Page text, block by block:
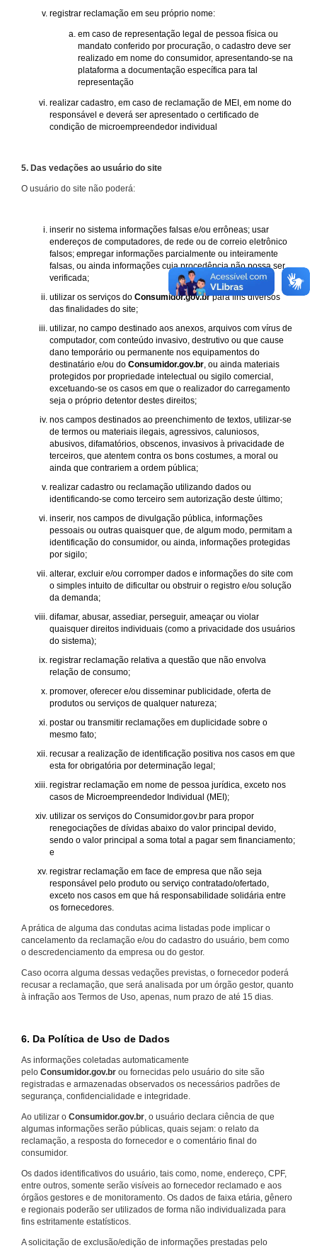
registrar reclamação em seu próprio nome:
em caso de representação legal de pessoa física ou
mandato conferido por procuração, o cadastro deve ser
realizado em nome do consumidor, apresentando-se na
plataforma a documentação específica para tal
representação
realizar cadastro, em caso de reclamação de MEI, em nome do
responsável e deverá ser apresentado o certificado de
condição de microempreendedor individual
5. Das vedações ao usuário do site
O usuário do site não poderá:
inserir no sistema informações falsas e/ou errôneas; usar
endereços de computadores, de rede ou de correio eletrônico
falsos; empregar informações parcialmente ou inteiramente
falsas, ou ainda informações cuja procedência não possa ser
verificada;
utilizar os serviços do Consumidor.gov.brpara fins diversos
das finalidades do site;
utilizar, no campo destinado aos anexos, arquivos com vírus de
computador, com conteúdo invasivo, destrutivo ou que cause
dano temporário ou permanente nos equipamentos do
destinatário e/ou do Consumidor.gov.br , ou ainda materiais
protegidos por propriedade intelectual ou sigilo comercial,
excetuando-se os casos em que o realizador do carregamento
seja o próprio detentor destes direitos;
nos campos destinados ao preenchimento de textos, utilizar-se
de termos ou materiais ilegais, agressivos, caluniosos,
abusivos, difamatórios, obscenos, invasivos à privacidade de
terceiros, que atentem contra os bons costumes, a moral ou
ainda que contrariem a ordem pública;
realizar cadastro ou reclamação utilizando dados ou
identificando-se como terceiro sem autorização deste último;
inserir, nos campos de divulgação pública, informações
pessoais ou outras quaisquer que, de algum modo, permitam a
identificação do consumidor, ou ainda, informações protegidas
por sigilo;
alterar, excluir e/ou corromper dados e informações do site com
o simples intuito de dificultar ou obstruir o registro e/ou solução
da demanda;
difamar, abusar, assediar, perseguir, ameaçar ou violar
quaisquer direitos individuais (como a privacidade dos usuários
do sistema);
registrar reclamação relativa a questão que não envolva
relação de consumo;
promover, oferecer e/ou disseminar publicidade, oferta de
produtos ou serviços de qualquer natureza;
postar ou transmitir reclamações em duplicidade sobre o
mesmo fato;
recusar a realização de identificação positiva nos casos em que
esta for obrigatória por determinação legal;
registrar reclamação em nome de pessoa jurídica, exceto nos
casos de Microempreendedor Individual (MEI);
utilizar os serviços do Consumidor.gov.br para propor
renegociações de dívidas abaixo do valor principal devido,
sendo o valor principal a soma total a pagar sem financiamento;
e
registrar reclamação em face de empresa que não seja
responsável pelo produto ou serviço contratado/ofertado,
exceto nos casos em que há responsabilidade solidária entre
os fornecedores.
A prática de alguma das condutas acima listadas pode implicar o
cancelamento da reclamação e/ou do cadastro do usuário, bem como
o descredenciamento da empresa ou do gestor.
Caso ocorra alguma dessas vedações previstas, o fornecedor poderá
recusar a reclamação, que será analisada por um órgão gestor, quanto
à infração aos Termos de Uso, apenas, num prazo de até 15 dias.
6. Da Política de Uso de Dados
As informações coletadas automaticamente
pelo Consumidor.gov.br ou fornecidas pelo usuário do site são
registradas e armazenadas observados os necessários padrões de
segurança, confidencialidade e integridade.
Ao utilizar o Consumidor.gov.br , o usuário declara ciência de que
algumas informações serão públicas, quais sejam: o relato da
reclamação, a resposta do fornecedor e o comentário final do
consumidor.
Os dados identificativos do usuário, tais como, nome, endereço, CPF,
entre outros, somente serão visíveis ao fornecedor reclamado e aos
órgãos gestores e de monitoramento. Os dados de faixa etária, gênero
e regionais poderão ser utilizados de forma não individualizada para
fins estritamente estatísticos.
A solicitação de exclusão/edição de informações prestadas pelo